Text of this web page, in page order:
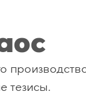
тезисы.